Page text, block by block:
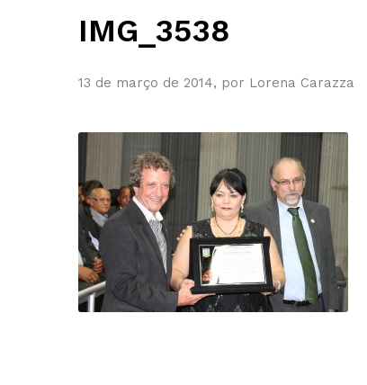
IMG_3538
13 de março de 2014, por Lorena Carazza